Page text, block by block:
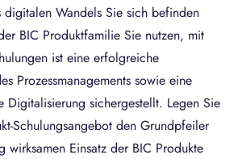
digitalen Wandels Sie sich befinden
BIC Produktfamilie Sie nutzen, mit
ist eine erfolgreiche
Prozessmanagements sowie eine
Digitalisierung sichergestellt. Legen Sie
Schulungsangebot den Grundpfeiler
wirksamen Einsatz der BIC Produkte